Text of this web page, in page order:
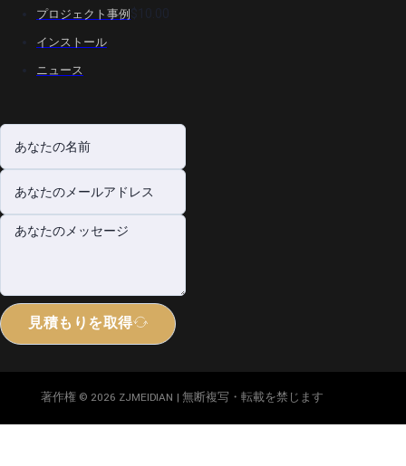
プロジェクト事例 $10.00
インストール
ニュース
見積もりを取得
著作権 © 2026 ZJMEIDIAN | 無断複写・転載を禁じます